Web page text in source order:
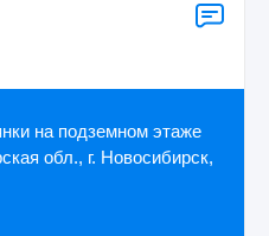
на подземном этаже
обл., г. Новосибирск,